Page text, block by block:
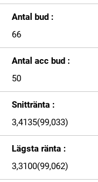
Antal bud :
66
Antal acc bud :
50
Snittränta :
3,4135(99,033)
Lägsta ränta :
3,3100(99,062)